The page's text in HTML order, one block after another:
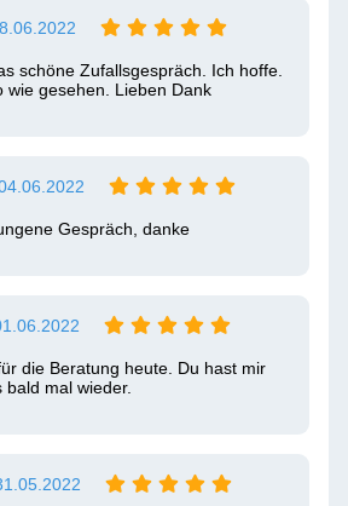
schöne Zufallsgespräch. Ich hoffe.
wie gesehen. Lieben Dank
Gespräch, danke
die Beratung heute. Du hast mir
mal wieder.